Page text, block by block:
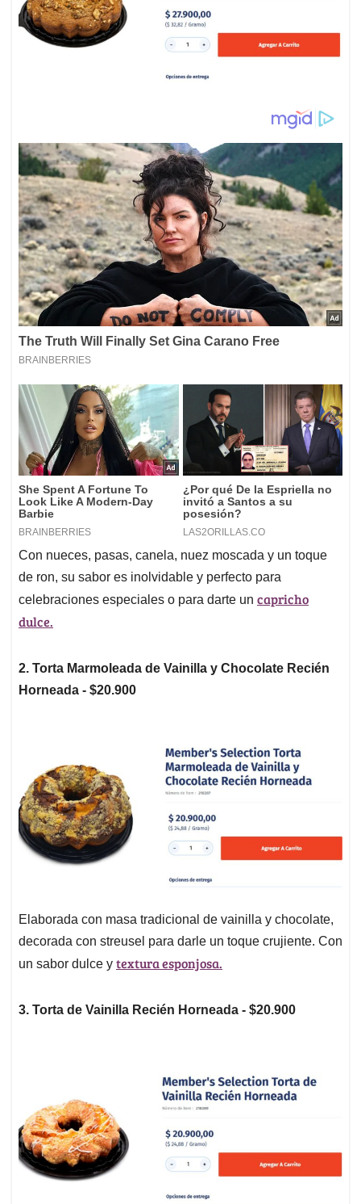
Con nueces, pasas, canela, nuez moscada y un toque
de ron, su sabor es inolvidable y perfecto para
celebraciones especiales o para darte un capricho
dulce.
2. Torta Marmoleada de Vainilla y Chocolate Recién
Horneada - $20.900
Elaborada con masa tradicional de vainilla y chocolate,
decorada con streusel para darle un toque crujiente. Con
un sabor dulce y textura esponjosa.
3. Torta de Vainilla Recién Horneada - $20.900